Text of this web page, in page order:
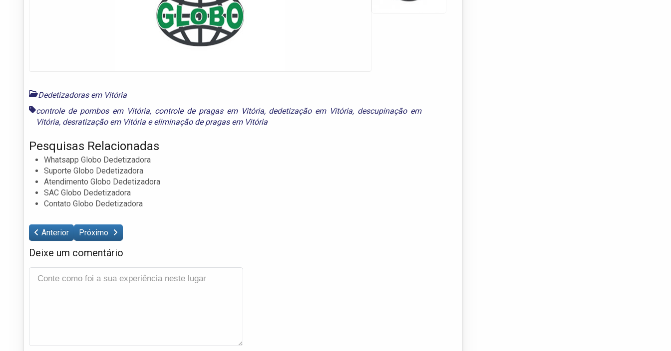
Dedetizadoras em Vitória
controle de pombos em Vitória, controle de pragas em Vitória, dedetização em Vitória, descupinação em
Vitória, desratização em Vitória eeliminação de pragas em Vitória
Pesquisas Relacionadas
Whatsapp Globo Dedetizadora
Suporte Globo Dedetizadora
Atendimento Globo Dedetizadora
SAC Globo Dedetizadora
Contato Globo Dedetizadora
Anterior Próximo
Deixe um comentário